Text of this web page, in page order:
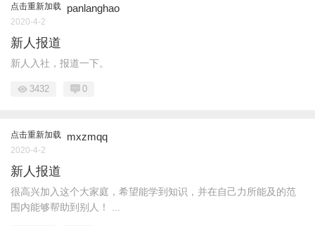
点击重新加载 panlanghao
2020-4-2
新人报道
新人入社，报道一下。
3432 0
点击重新加载 mxzmqq
2020-4-2
新人报道
很高兴加入这个大家庭，希望能学到知识，并在自己力所能及的范
围内能够帮助到别人！ ...